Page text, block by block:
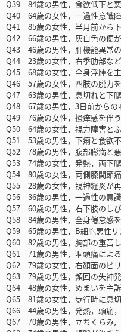
Q39 84歳の男性，食欲低下と
Q40 64歳の女性，一過性意識
Q41 85歳の女性，半月前から
Q42 66歳の男性，灰白色の便
Q43 46歳の男性，肝機能異常
Q44 23歳の女性，右季肋部な
Q45 68歳の女性，全身浮腫を
Q46 57歳の女性，四肢の脱力
Q47 63歳の男性，息切れと下
Q48 67歳の男性，3日前からの
Q49 76歳の女性，搔痒感を伴
Q50 64歳の女性，視力障害と
Q51 53歳の男性，下痢と食欲
Q52 78歳の男性，腹部膨満と
Q53 74歳の女性，発熱，両下
Q54 80歳の女性，両側膝関節
Q55 28歳の女性，視神経炎が
Q56 36歳の男性，一過性の意
Q57 60歳の男性，右下肢のし
Q58 84歳の男性，全身倦怠感
Q59 65歳の男性，B細胞悪性
Q60 82歳の男性，胸部の重苦
Q61 71歳の男性，咽頭痛によ
Q62 79歳の女性，右顔面のピ
Q63 79歳の男性，頻回の失神
Q64 48歳の女性，めまいを主
Q65 81歳の女性，歩行時に息
Q66 44歳の男性，発熱，頭痛
Q67 70歳の男性，立ちくらみ